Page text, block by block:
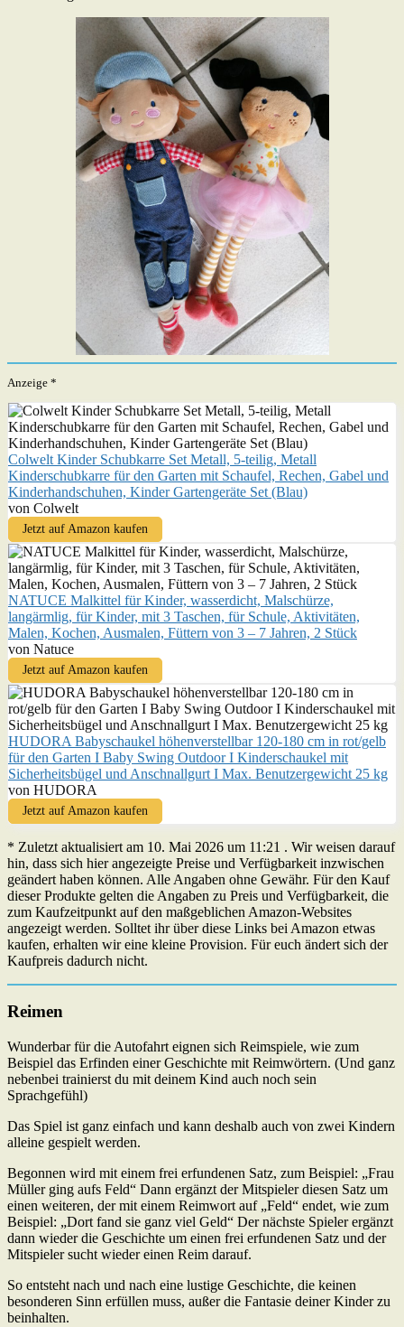
Anzeige *
Colwelt Kinder Schubkarre Set Metall, 5-teilig, Metall
Kinderschubkarre für den Garten mit Schaufel, Rechen, Gabel und
Kinderhandschuhen, Kinder Gartengeräte Set (Blau)
von Colwelt
Jetzt auf Amazon kaufen
NATUCE Malkittel für Kinder, wasserdicht, Malschürze,
langärmlig, für Kinder, mit 3 Taschen, für Schule, Aktivitäten,
Malen, Kochen, Ausmalen, Füttern von 3 – 7 Jahren, 2 Stück
von Natuce
Jetzt auf Amazon kaufen
HUDORA Babyschaukel höhenverstellbar 120-180 cm in rot/gelb
für den Garten I Baby Swing Outdoor I Kinderschaukel mit
Sicherheitsbügel und Anschnallgurt I Max. Benutzergewicht 25 kg
von HUDORA
Jetzt auf Amazon kaufen
* Zuletzt aktualisiert am 10. Mai 2026 um 11:21 . Wir weisen darauf
hin, dass sich hier angezeigte Preise und Verfügbarkeit inzwischen
geändert haben können. Alle Angaben ohne Gewähr. Für den Kauf
dieser Produkte gelten die Angaben zu Preis und Verfügbarkeit, die
zum Kaufzeitpunkt auf den maßgeblichen Amazon-Websites
angezeigt werden. Solltet ihr über diese Links bei Amazon etwas
kaufen, erhalten wir eine kleine Provision. Für euch ändert sich der
Kaufpreis dadurch nicht.
Reimen
Wunderbar für die Autofahrt eignen sich Reimspiele, wie zum
Beispiel das Erfinden einer Geschichte mit Reimwörtern. (Und ganz
nebenbei trainierst du mit deinem Kind auch noch sein
Sprachgefühl)
Das Spiel ist ganz einfach und kann deshalb auch von zwei Kindern
alleine gespielt werden.
Begonnen wird mit einem frei erfundenen Satz, zum Beispiel: „Frau
Müller ging aufs Feld“ Dann ergänzt der Mitspieler diesen Satz um
einen weiteren, der mit einem Reimwort auf „Feld“ endet, wie zum
Beispiel: „Dort fand sie ganz viel Geld“ Der nächste Spieler ergänzt
dann wieder die Geschichte um einen frei erfundenen Satz und der
Mitspieler sucht wieder einen Reim darauf.
So entsteht nach und nach eine lustige Geschichte, die keinen
besonderen Sinn erfüllen muss, außer die Fantasie deiner Kinder zu
beinhalten.